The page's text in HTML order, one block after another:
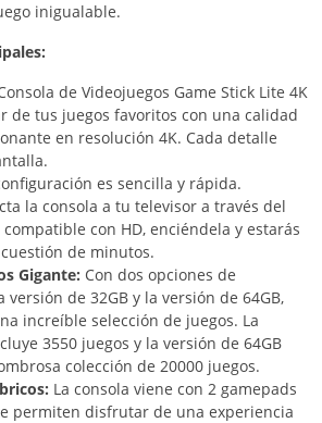
inigualable.
de Videojuegos Game Stick Lite 4K
de tus juegos favoritos con una calidad
en resolución 4K. Cada detalle
es sencilla y rápida.
la consola a tu televisor a través del
con HD, enciéndela y estarás
de minutos.
Gigante: Con dos opciones de
de 32GB y la versión de 64GB,
increíble selección de juegos. La
3550 juegos y la versión de 64GB
colección de 20000 juegos.
La consola viene con 2 gamepads
permiten disfrutar de una experiencia